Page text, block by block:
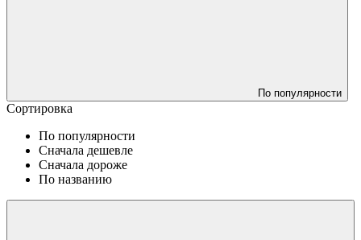
По популярности
Сортировка
По популярности
Сначала дешевле
Сначала дороже
По названию